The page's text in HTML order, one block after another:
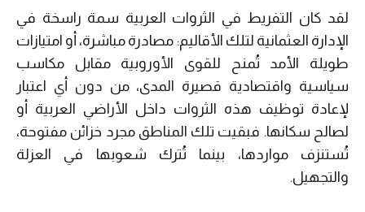
لقد كان التفريط في الثروات العربية سمة راسخة في
الإدارة العثمانية لتلك الأقاليم: مصادرة مباشرة، أو امتيازات
طويلة الأمد تُمنح للقوى الأوروبية مقابل مكاسب
سياسية واقتصادية قصيرة المدى، من دون أي اعتبار
لإعادة توظيف هذه الثروات داخل الأراضي العربية أو
لصالح سكانها. فبقيت تلك المناطق مجرد خزائن مفتوحة،
تُستنزف مواردها، بينما تُترك شعوبها في العزلة
والتجهيل.